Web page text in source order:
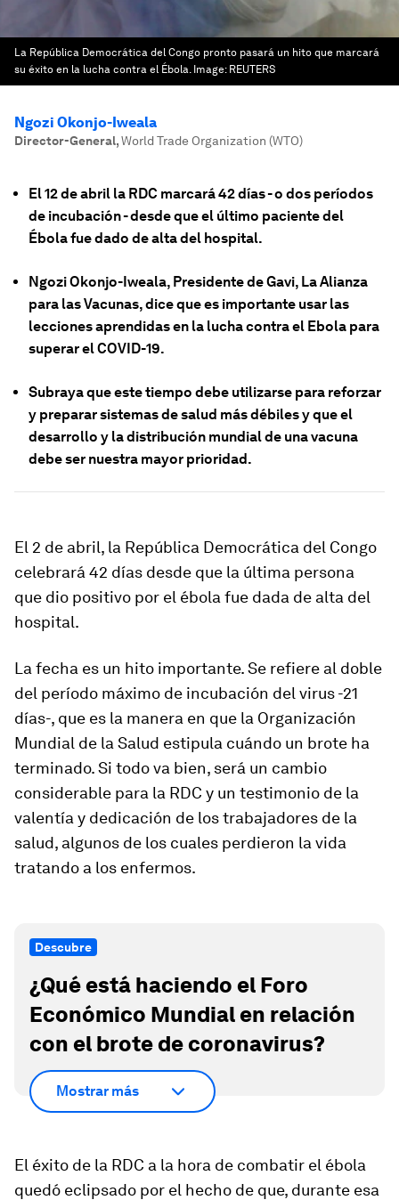
La República Democrática del Congo pronto pasará un hito que marcará
su éxito en la lucha contra el Ébola. Image: REUTERS
Ngozi Okonjo-Iweala
Director-General,World Trade Organization (WTO)
El 12 de abril la RDC marcará 42 días - o dos períodos
de incubación - desde que el último paciente del
Ébola fue dado de alta del hospital.
Ngozi Okonjo-Iweala, Presidente de Gavi, La Alianza
para las Vacunas, dice que es importante usar las
lecciones aprendidas en la lucha contra el Ebola para
superar el COVID-19.
Subraya que este tiempo debe utilizarse para reforzar
y preparar sistemas de salud más débiles y que el
desarrollo y la distribución mundial de una vacuna
debe ser nuestra mayor prioridad.
El 2 de abril, la República Democrática del Congo
celebrará 42 días desde que la última persona
que dio positivo por el ébola fue dada de alta del
hospital.
La fecha es un hito importante. Se refiere al doble
del período máximo de incubación del virus -21
días-, que es la manera en que la Organización
Mundial de la Salud estipula cuándo un brote ha
terminado. Si todo va bien, será un cambio
considerable para la RDC y un testimonio de la
valentía y dedicación de los trabajadores de la
salud, algunos de los cuales perdieron la vida
tratando a los enfermos.
Descubre
¿Qué está haciendo el Foro
Económico Mundial en relación
con el brote de coronavirus?
Mostrar más
El éxito de la RDC a la hora de combatir el ébola
quedó eclipsado por el hecho de que, durante esa